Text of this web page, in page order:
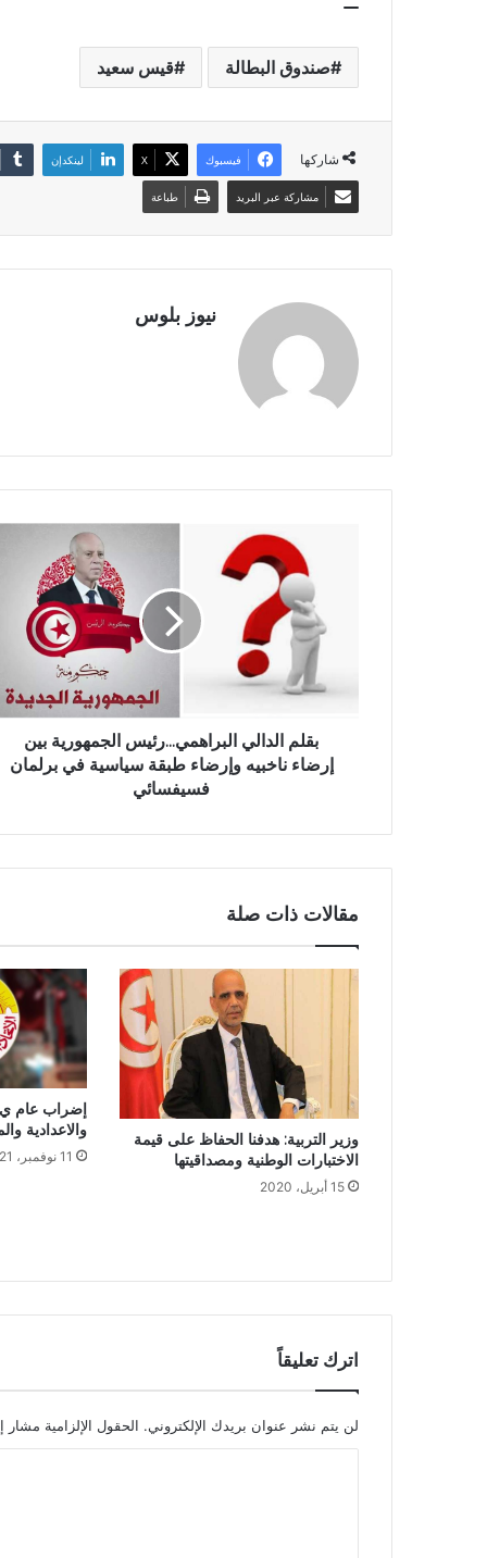
صندوق البطالة قيس سعيد
شاركها فيسبوك X لينكدإن
مشاركة عبر البريد طباعة
نيوز بلوس
بقلم الدالي البراهمي...رئيس الجمهورية بين
إرضاء ناخبيه وإرضاء طبقة سياسية في برلمان
فسيفسائي
مقالات ذات صلة
وزير التربية: هدفنا الحفاظ على قيمة
الاختبارات الوطنية ومصداقيتها
15 أبريل، 2020
إضراب عام ي
والاعدادية
11 نوفمبر، 2021
اترك تعليقاً
لن يتم نشر عنوان بريدك الإلكتروني. الحقول الإلزامية مشار